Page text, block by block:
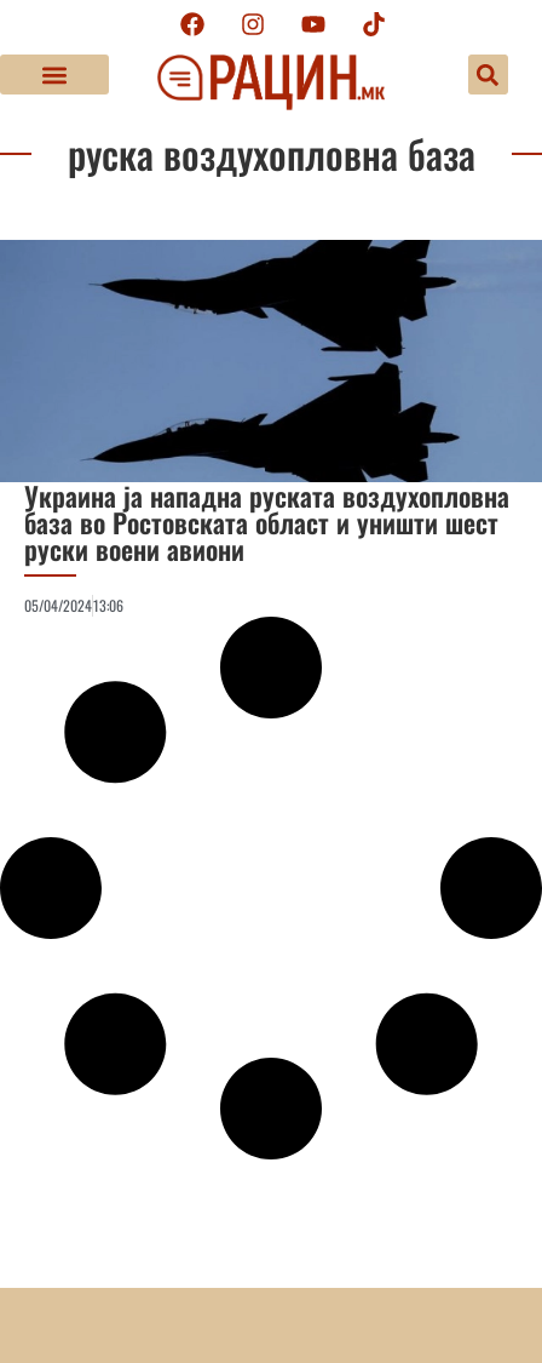
руска воздухопловна база
Украина ја нападна руската воздухопловна
база во Ростовската област и уништи шест
руски воени авиони
05/04/202413:06